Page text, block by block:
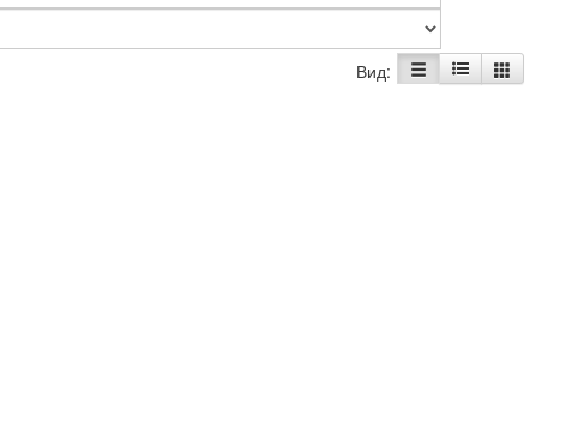
Вид: